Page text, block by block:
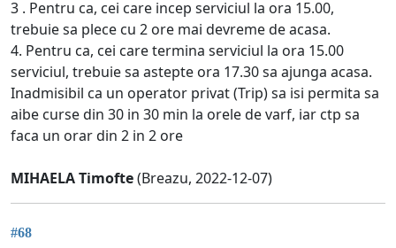
3 . Pentru ca, cei care incep serviciul la ora 15.00,
trebuie sa plece cu 2 ore mai devreme de acasa.
4. Pentru ca, cei care termina serviciul la ora 15.00
serviciul, trebuie sa astepte ora 17.30 sa ajunga acasa.
Inadmisibil ca un operator privat (Trip) sa isi permita sa
aibe curse din 30 in 30 min la orele de varf, iar ctp sa
faca un orar din 2 in 2 ore
MIHAELA Timofte(Breazu, 2022-12-07)
#68